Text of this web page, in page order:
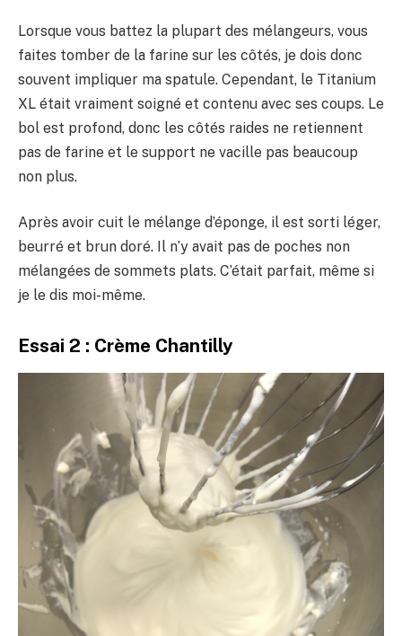
Lorsque vous battez la plupart des mélangeurs, vous
faites tomber de la farine sur les côtés, je dois donc
souvent impliquer ma spatule. Cependant, le Titanium
XL était vraiment soigné et contenu avec ses coups. Le
bol est profond, donc les côtés raides ne retiennent
pas de farine et le support ne vacille pas beaucoup
non plus.
Après avoir cuit le mélange d’éponge, il est sorti léger,
beurré et brun doré. Il n’y avait pas de poches non
mélangées de sommets plats. C’était parfait, même si
je le dis moi-même.
Essai 2 : Crème Chantilly